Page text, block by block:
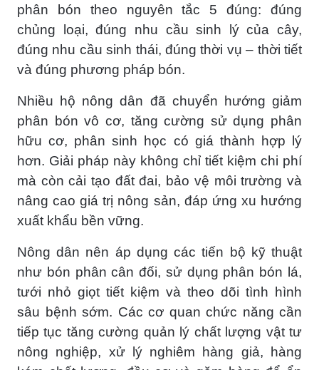
phân bón theo nguyên tắc 5 đúng: đúng
chủng loại, đúng nhu cầu sinh lý của cây,
đúng nhu cầu sinh thái, đúng thời vụ – thời tiết
và đúng phương pháp bón.
Nhiều hộ nông dân đã chuyển hướng giảm
phân bón vô cơ, tăng cường sử dụng phân
hữu cơ, phân sinh học có giá thành hợp lý
hơn. Giải pháp này không chỉ tiết kiệm chi phí
mà còn cải tạo đất đai, bảo vệ môi trường và
nâng cao giá trị nông sản, đáp ứng xu hướng
xuất khẩu bền vững.
Nông dân nên áp dụng các tiến bộ kỹ thuật
như bón phân cân đối, sử dụng phân bón lá,
tưới nhỏ giọt tiết kiệm và theo dõi tình hình
sâu bệnh sớm. Các cơ quan chức năng cần
tiếp tục tăng cường quản lý chất lượng vật tư
nông nghiệp, xử lý nghiêm hàng giả, hàng